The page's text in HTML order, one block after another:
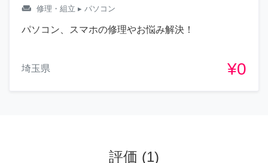
weekend 修理・組立 ▸ パソコン
パソコン、スマホの修理やお悩み解決！
埼玉県 ¥0
評価 (1)